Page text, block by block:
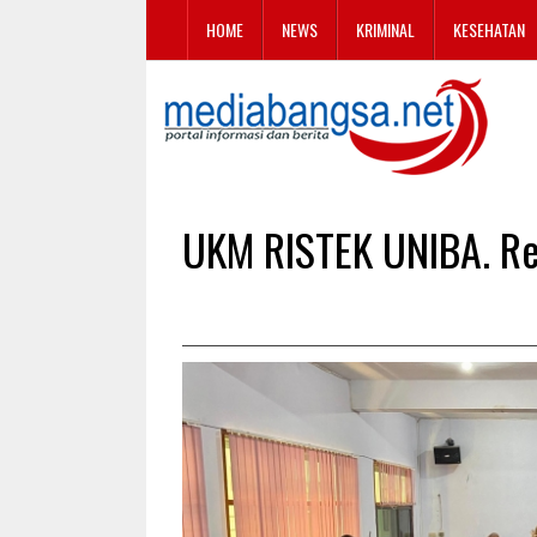
HOME NEWS KRIMINAL KESEHATAN
UKM RISTEK UNIBA.